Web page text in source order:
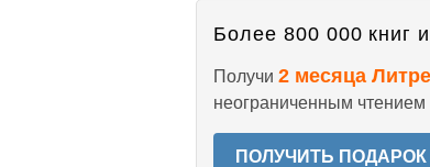
Более 800 000 книг
Получи 2 месяца
неограниченным чтением
ПОЛУЧИТЬ ПОДАРОК